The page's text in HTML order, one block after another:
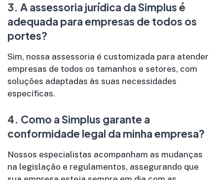
3. A assessoria jurídica da Simplus é
adequada para empresas de todos os
portes?
Sim, nossa assessoria é customizada para atender
empresas de todos os tamanhos e setores, com
soluções adaptadas às suas necessidades
específicas.
4. Como a Simplus garante a
conformidade legal da minha empresa?
Nossos especialistas acompanham as mudanças
na legislação e regulamentos, assegurando que